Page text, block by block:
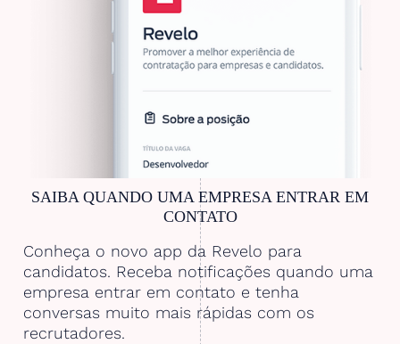
SAIBA QUANDO UMA EMPRESA ENTRAR EM
CONTATO
Conheça o novo app da Revelo para
candidatos. Receba notificações quando uma
empresa entrar em contato e tenha
conversas muito mais rápidas com os
recrutadores.